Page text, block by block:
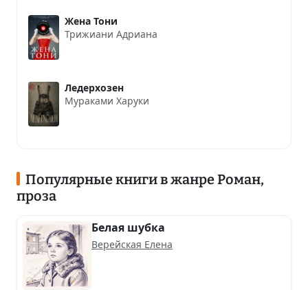
Жена Тони
Трижиани Адриана
Ледерхозен
Мураками Харуки
Популярные книги в жанре Роман,
проза
Белая шубка
Верейская Елена